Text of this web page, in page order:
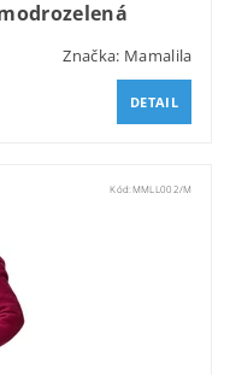
Značka: Mamalila
DETAIL
Kód: MMLL002/M